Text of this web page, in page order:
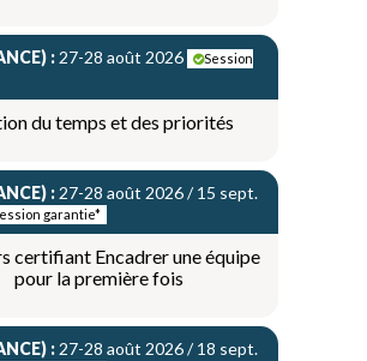
: 27-28 août 2026
Session
du temps et des priorités
: 27-28 août 2026 / 15 sept.
garantie*
certifiant Encadrer une équipe
pour la première fois
: 27-28 août 2026 / 18 sept.